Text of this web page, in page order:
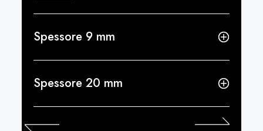
Spessore 9 mm
Spessore 20 mm